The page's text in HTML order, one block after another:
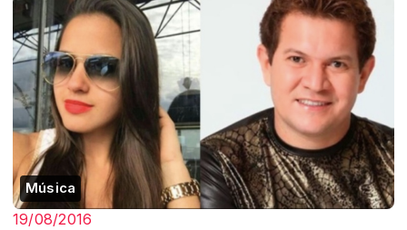
Música
19/08/2016